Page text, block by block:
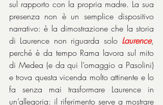
sul rapporto con la propria madre. La sua
presenza non è un semplice dispositivo
narrativo: è la dimostrazione che la storia
di Laurence non riguarda solo Laurence,
perché è da tempo Rama lavora sul mito
di Medea (e da qui l’omaggio a Pasolini)
e trova questa vicenda molto attinente e lo
fa senza mai trasformare Laurence in
un’allegoria: il riferimento serve a mostrare